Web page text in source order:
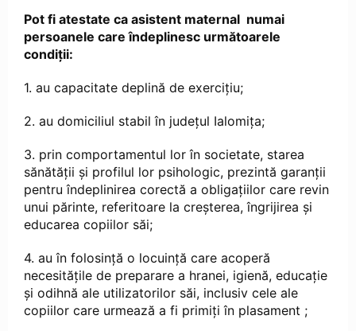
Pot fi atestate ca asistent maternal numai
persoanele care îndeplinesc următoarele
condiţii:
1. au capacitate deplină de exerciţiu;
2. au domiciliul stabil în județul Ialomița;
3. prin comportamentul lor în societate, starea
sănătăţii şi profilul lor psihologic, prezintă garanţii
pentru îndeplinirea corectă a obligaţiilor care revin
unui părinte, referitoare la creşterea, îngrijirea şi
educarea copiilor săi;
4. au în folosinţă o locuinţă care acoperă
necesităţile de preparare a hranei, igienă, educaţie
şi odihnă ale utilizatorilor săi, inclusiv cele ale
copiilor care urmează a fi primiţi în plasament ;